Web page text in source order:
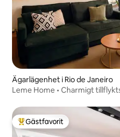
Ägarlägenhet i Rio de Janeiro
Leme Home • Charmigt
Populär gästfavorit
Gästfavorit